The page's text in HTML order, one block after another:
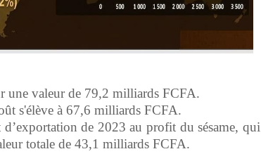
une valeur de 79,2 milliards FCFA.
s'élève à 67,6 milliards FCFA.
de 2023 au profit du sésame, qui
totale de 43,1 milliards FCFA.